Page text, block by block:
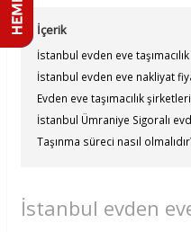
İçerik
İstanbul evden eve taşımacılık
İstanbul evden eve nakliyat
Evden eve taşımacılık
İstanbul Ümraniye Sigoralı
Taşınma süreci nasıl
İstanbul evden